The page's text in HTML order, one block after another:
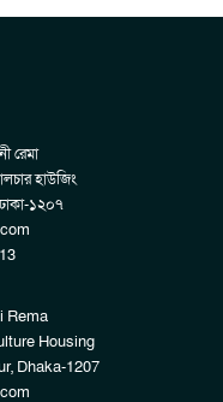
রেমা
হাউজিং
১২০৭
Rema
Housing
Dhaka-1207